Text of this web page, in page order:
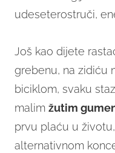
udeseterostruči,
Još kao dijete
grebenu, na zidiću
biciklom, svaku
malim žutim
prvu plaću u
alternativnom